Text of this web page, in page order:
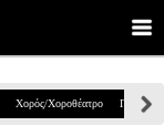
Χορός/Χοροθέατρο Παιδικά